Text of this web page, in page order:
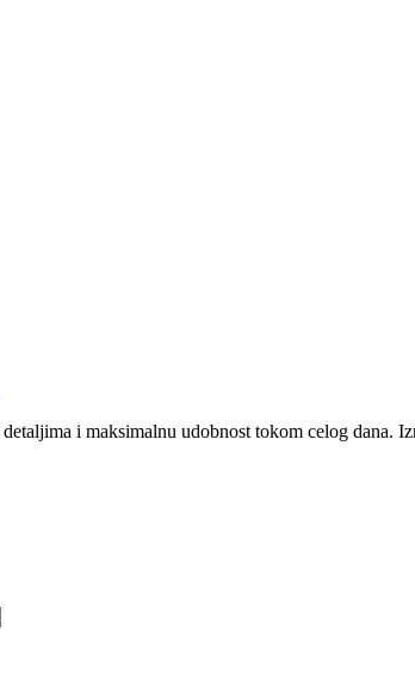
i maksimalnu udobnost tokom celog dana.